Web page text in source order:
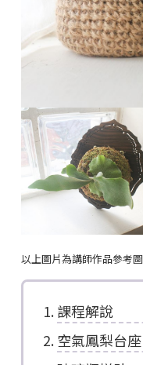
以上圖片為講師作品參考圖
課程解說
空氣鳳梨台座